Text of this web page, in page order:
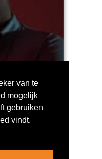
van te
mogelijk
gebruiken
vindt.